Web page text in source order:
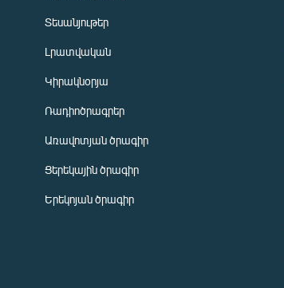
Տեսանյութեր
Լրատվական
Կիրակնօրյա
Ռադիոծրագրեր
Առավոտյան ծրագիր
Ցերեկային ծրագիր
Երեկոյան ծրագիր